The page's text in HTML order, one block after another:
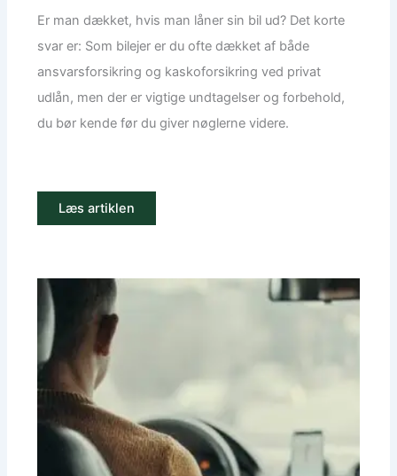
Er man dækket, hvis man låner sin bil ud? Det korte
svar er: Som bilejer er du ofte dækket af både
ansvarsforsikring og kaskoforsikring ved privat
udlån, men der er vigtige undtagelser og forbehold,
du bør kende før du giver nøglerne videre.
Læs artiklen